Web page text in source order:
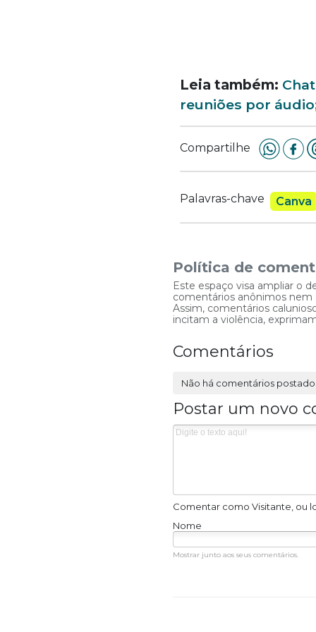
Leia também:
reuniões por
Compartilhe
Palavras-chave Canva
Política de
Este espaço visa ampliar o
comentários anônimos nem
Assim, comentários
incitam a violência,
Comentários
Não há comentários
Postar um novo
Comentar como Visitante, ou
Nome
Mostrar junto aos seus comentários.